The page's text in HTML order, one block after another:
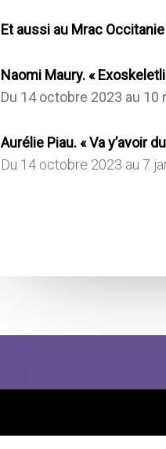
Et aussi au Mrac Occitanie
Naomi Maury.«
Du 14 octobre 2023 au
Aurélie Piau. « Va y’avoir
Du 14 octobre 2023 au 7